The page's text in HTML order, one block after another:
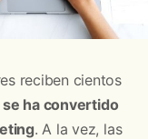
reciben cientos
ha convertido
. A la vez, las